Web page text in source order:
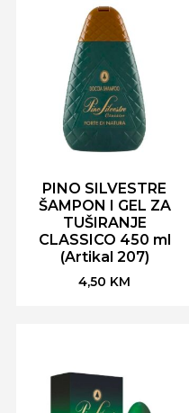
PINO SILVESTRE
ŠAMPON I GEL ZA
TUŠIRANJE
CLASSICO 450 ml
(Artikal 207)
4,50 KM